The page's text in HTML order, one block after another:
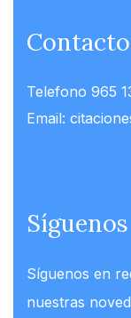
Contacto
Telefono 965
Email:
Síguenos en
nuestras